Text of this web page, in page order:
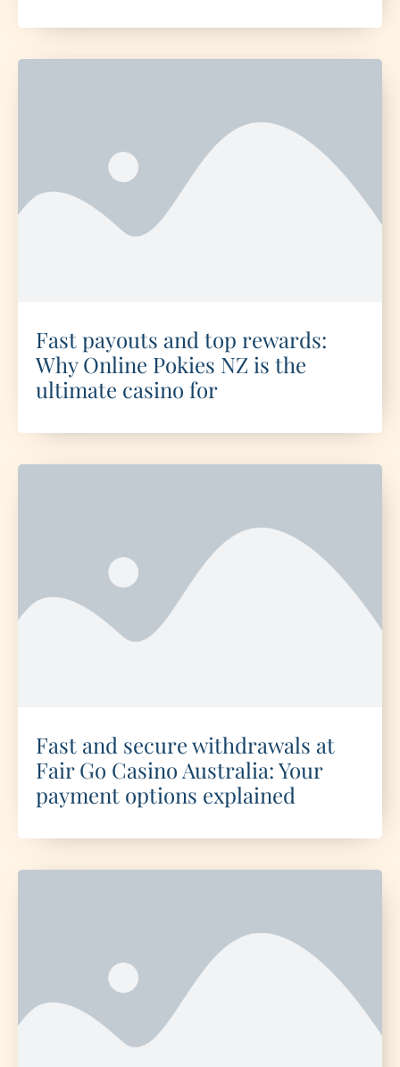
Fast payouts and top rewards:
Why Online Pokies NZ is the
ultimate casino for
Fast and secure withdrawals at
Fair Go Casino Australia: Your
payment options explained